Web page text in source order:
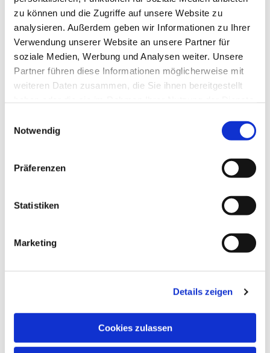
zu können und die Zugriffe auf unsere Website zu
analysieren. Außerdem geben wir Informationen zu Ihrer
Verwendung unserer Website an unsere Partner für
soziale Medien, Werbung und Analysen weiter. Unsere
Partner führen diese Informationen möglicherweise mit
weiteren Daten zusammen, die Sie ihnen bereitgestellt
Notwendig
Präferenzen
Statistiken
Marketing
Details zeigen
Cookies zulassen
Samstag, 1. Januar 2028, 17:00 Uhr
Kapelle St. Jost, Bei St. Jost 4-6,
35039 Marburg